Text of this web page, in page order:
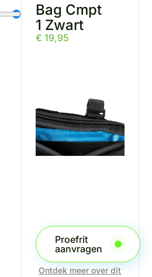
Bag Cmpt
1 Zwart
€ 19,95
Proefrit
aanvragen
Ontdek meer over dit